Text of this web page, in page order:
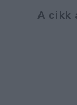
A cikk